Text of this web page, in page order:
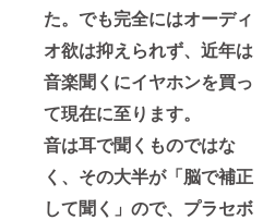
た。でも完全にはオーディ
オ欲は抑えられず、近年は
音楽聞くにイヤホンを買っ
て現在に至ります。
音は耳で聞くものではな
く、その大半が「脳で補正
して聞く」ので、プラセボ